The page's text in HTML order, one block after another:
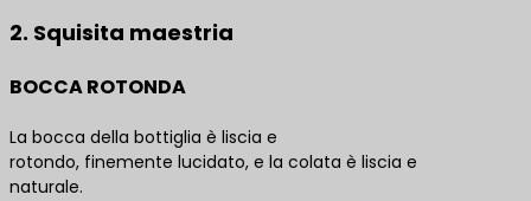
2. Squisita maestria
BOCCA ROTONDA
La bocca della bottiglia è liscia e
rotondo, finemente lucidato, e la colata è liscia e
naturale.